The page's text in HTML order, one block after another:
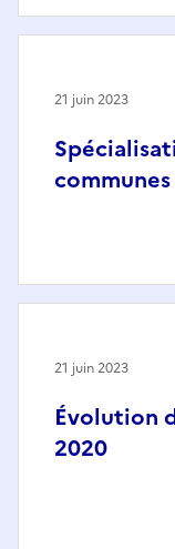
21 juin 2023
Évolution
2020
21 juin 2023